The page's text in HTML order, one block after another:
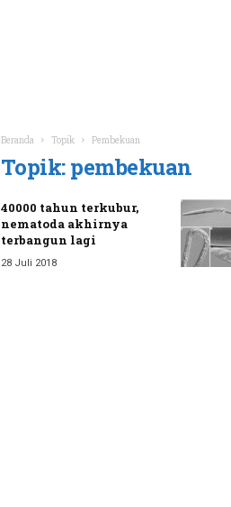
Beranda Topik Pembekuan
Topik: pembekuan
40000 tahun terkubur,
nematoda akhirnya
terbangun lagi
28 Juli 2018